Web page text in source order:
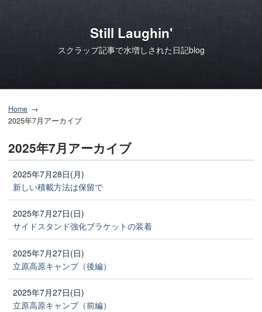
Still Laughin'
スクラップ記事で水増しされた日記blog
Home
2025年7月アーカイブ
2025年7月アーカイブ
2025年7月28日(月)
新しい積載方法は保留で
2025年7月27日(日)
サイドスタンド強化ブラケットの装着
2025年7月27日(日)
立原高原キャンプ（後編）
2025年7月27日(日)
立原高原キャンプ（前編）